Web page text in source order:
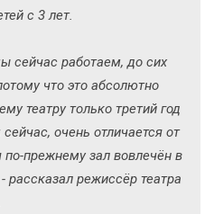
с 3 лет.
сейчас работаем, до сих
что это абсолютно
театру только третий год
очень отличается от
прежнему зал вовлечён в
рассказал режиссёр театра